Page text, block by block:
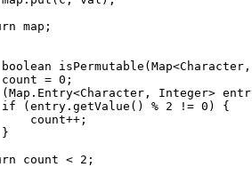
map;
boolean isPermutable
count = 0 ;
(Map.Entry<Character, Integer>
if (entry.getValue() % 2 != 0 ) {
count++;
count < 2 ;